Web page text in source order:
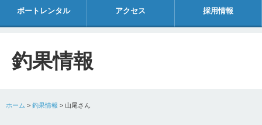
ボートレンタル アクセス 採用情報
釣果情報
ホーム > 釣果情報 > 山尾さん